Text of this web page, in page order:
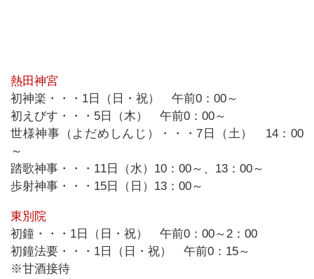
熱田神宮
初神楽・・・1日（日・祝） 午前0：00～
初えびす・・・5日（木） 午前0：00～
世様神事（よだめしんじ）・・・7日（土） 14：00
～
踏歌神事・・・11日（水）10：00～、13：00～
歩射神事・・・15日（日）13：00～
東別院
初鐘・・・1日（日・祝） 午前0：00～2：00
初鐘法要・・・1日（日・祝） 午前0：15～
※甘酒接待